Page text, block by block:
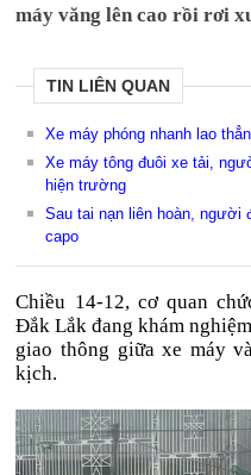
máy văng lên cao rồi rơi
TIN LIÊN QUAN
Xe máy phóng nhanh lao
Xe máy tông đuôi xe tải,
hiện trường
Sau tai nạn liên hoàn, người
capo
Chiều 14-12, cơ quan
Đắk Lắk đang khám
giao thông giữa xe máy
kịch.